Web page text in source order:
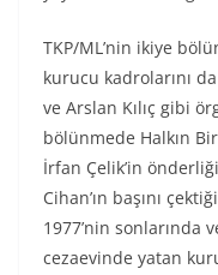
TKP/ML’nin ikiye
kurucu kadrolarını
ve Arslan Kılıç gibi
bölünmede Halkın
İrfan Çelik’in
Cihan’ın başını
1977’nin sonlarında
cezaevinde yatan